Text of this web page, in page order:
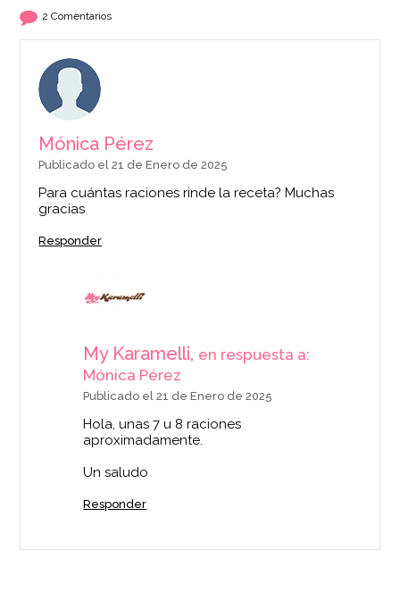
Repostería 1 Kg -
Santa Rita
1,50€
2 Comentarios
Mónica Pérez
Publicado el 21 de Enero de 2025
Para cuántas raciones rinde la receta? Muchas
gracias
Responder
My Karamelli, en respuesta a:
Mónica Pérez
Publicado el 21 de Enero de 2025
Hola, unas 7 u 8 raciones
aproximadamente.
Un saludo
Responder